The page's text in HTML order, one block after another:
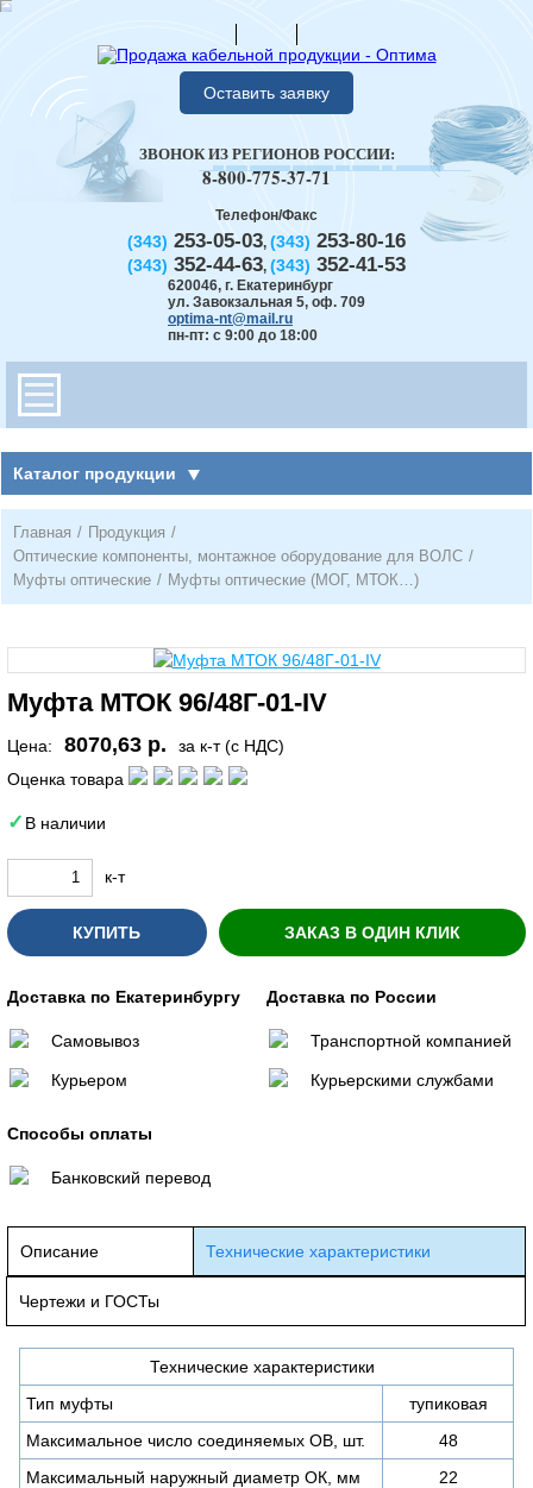
Оставить заявку
Телефон/Факс
(343) 253-05-03, (343) 253-80-16
(343) 352-44-63, (343) 352-41-53
620046, г. Екатеринбург
ул. Завокзальная 5, оф. 709
optima-nt@mail.ru
пн-пт: с 9:00 до 18:00
ЗВОНОК ИЗ РЕГИОНОВ РОССИИ:
8-800-775-37-71
Каталог продукции
Главная / Продукция /
Оптические компоненты, монтажное оборудование для ВОЛС /
Муфты оптические / Муфты оптические (МОГ, МТОК…)
Муфта МТОК 96/48Г-01-IV
Цена: 8070,63 р.
за к-т (с НДС)
Оценка товара
В наличии
к-т
КУПИТЬ ЗАКАЗ В ОДИН КЛИК
Доставка по Екатеринбургу
Самовывоз
Курьером
Доставка по России
Транспортной компанией
Курьерскими службами
Способы оплаты
Банковский перевод
Описание Технические характеристики
Чертежи и ГОСТы
Технические характеристики
Тип муфты
тупиковая
Максимальное число соединяемых ОВ, шт.
48
Максимальный наружный диаметр ОК, мм
22